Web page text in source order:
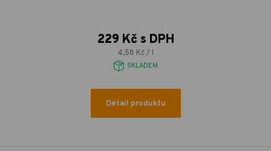
229 Kč s DPH
4,58 Kč / l
SKLADEM
Detail produktu